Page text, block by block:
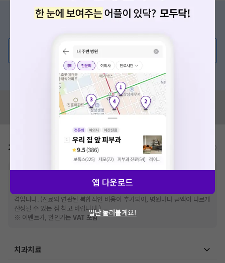
증상/치료, 궁금한 점이 있나요?
💬 무엇이든 물어보세요
혹은, 의료상담 서비스에 다양한 게시글 보러가기
혹시 잘못된 병원정보가 있나요?
모두닥 팀에 알려주세요!
가격표 비급여/급여 진료란?
※비급여 항목의 경우,추가비용 등으로 실제 가격과 상이할 수 있으니, 정확
한 가격은 해당 의료기관에 직접 문의해주세요.
건강보험심사평가원
격입니다. (진료와 연관된 복합적인 비용이 추가되어, 병원마다 금액이 다르게
산정될 수 있는 점 참고 바랍니다.)
※ 이벤트가, 할인가는VAT 포함
치과치료
앱 다운로드
일단 둘러볼게요!